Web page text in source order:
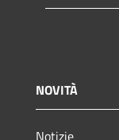
NOVITÀ
Notizie